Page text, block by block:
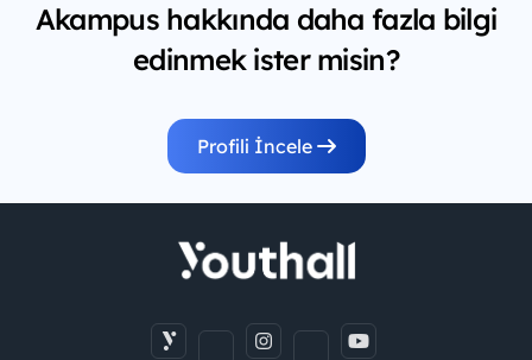
Akampus hakkında daha fazla bilgi
edinmek ister misin?
Profili İncele